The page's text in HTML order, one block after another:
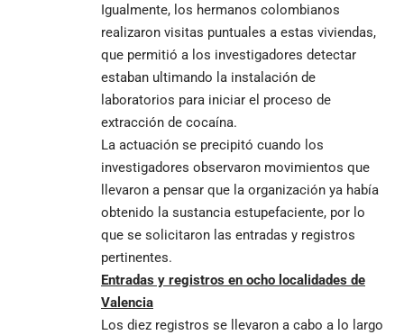
Igualmente, los hermanos colombianos
realizaron visitas puntuales a estas viviendas,
que permitió a los investigadores detectar
estaban ultimando la instalación de
laboratorios para iniciar el proceso de
extracción de cocaína.
La actuación se precipitó cuando los
investigadores observaron movimientos que
llevaron a pensar que la organización ya había
obtenido la sustancia estupefaciente, por lo
que se solicitaron las entradas y registros
pertinentes.
Entradas y registros en ocho localidades de
Valencia
Los diez registros se llevaron a cabo a lo largo